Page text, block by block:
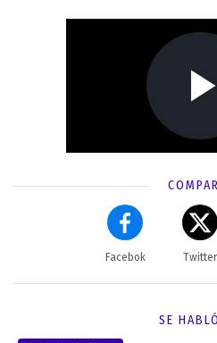
Facebok Twitter
SE